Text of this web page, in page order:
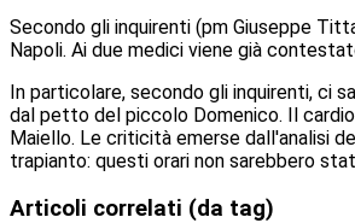
Secondo gli inquirenti (pm Giuseppe
Napoli. Ai due medici viene già
In particolare, secondo gli inquirenti, ci
dal petto del piccolo Domenico. Il
Maiello. Le criticità emerse dall'analisi
trapianto: questi orari non sarebbero
Articoli correlati (da tag)